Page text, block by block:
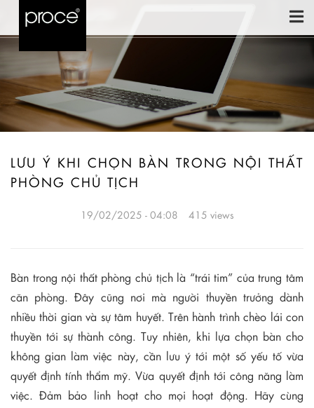
LƯU Ý KHI CHỌN BÀN TRONG NỘI THẤT
PHÒNG CHỦ TỊCH
19/02/2025 - 04:08 415 views
Bàn trong nội thất phòng chủ tịch là “trái tim” của trung tâm
căn phòng. Đây cũng nơi mà người thuyền trưởng dành
nhiều thời gian và sự tâm huyết. Trên hành trình chèo lái con
thuyền tới sự thành công. Tuy nhiên, khi lựa chọn bàn cho
không gian làm việc này, cần lưu ý tới một số yếu tố vừa
quyết định tính thẩm mỹ. Vừa quyết định tới công năng làm
việc. Đảm bảo linh hoạt cho mọi hoạt động. Hãy cùng